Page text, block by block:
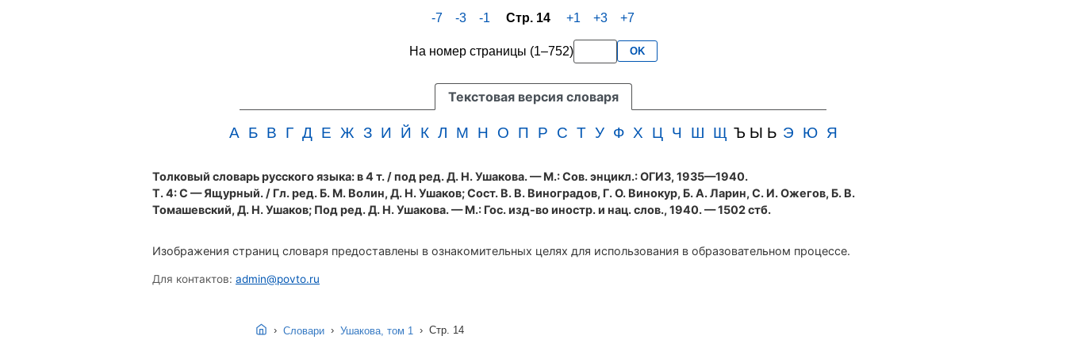
-7 -3 -1 Стр. 14 +1 +3 +7
На номер страницы (1–752) OK
Текстовая версия словаря
А Б В Г Д Е Ж З И Й К Л М Н О П Р С Т У Ф Х Ц Ч Ш Щ Ъ Ы Ь Э Ю Я
Толковый словарь русского языка: в 4 т. / под ред. Д. Н. Ушакова. — М.: Сов. энцикл.: ОГИЗ, 1935—1940.
Т. 4: С — Ящурный. / Гл. ред. Б. М. Волин, Д. Н. Ушаков; Сост. В. В. Виноградов, Г. О. Винокур, Б. А. Ларин, С. И. Ожегов, Б. В.
Томашевский, Д. Н. Ушаков; Под ред. Д. Н. Ушакова. — М.: Гос. изд-во иностр. и нац. слов., 1940. — 1502 стб.
Изображения страниц словаря предоставлены в ознакомительных целях для использования в образовательном процессе.
Для контактов: admin@povto.ru
› Словари › Ушакова, том 1 › Стр. 14